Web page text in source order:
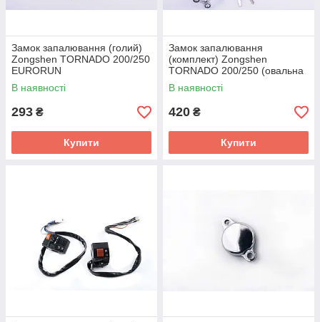
Замок запалювання (голий)
Zongshen TORNADO 200/250
EURORUN
В наявності
293 ₴
Купити
Замок запалювання
(комплект) Zongshen
TORNADO 200/250 (овальна
кришка бака) EURORUN
В наявності
420 ₴
Купити